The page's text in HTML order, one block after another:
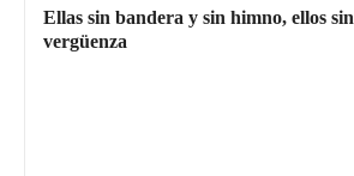
Ellas sin bandera y sin himno, ellos sin
vergüenza